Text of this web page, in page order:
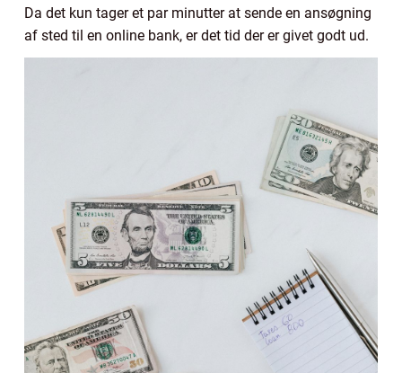
Da det kun tager et par minutter at sende en ansøgning
af sted til en online bank, er det tid der er givet godt ud.